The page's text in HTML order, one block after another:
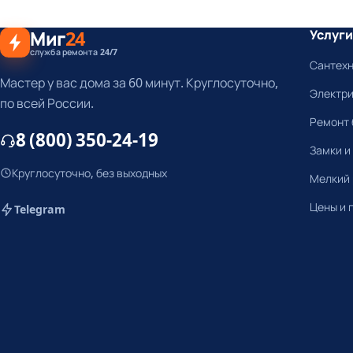
Миг24
служба ремонта 24/7
Мастер у вас дома за 60 минут. Круглосуточно,
по всей России.
8 (800) 350-24-19
Круглосуточно, без выходных
Telegram
Услуги
Ремонт
Замки
Мелкий
Цены и